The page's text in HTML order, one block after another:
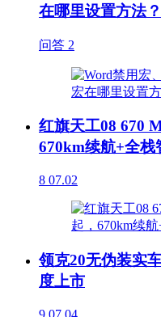
在哪里设置方法？
问答 2
红旗天工08 670
670km续航+全栈
8 07.02
领克20无伪装实
度上市
9 07.04